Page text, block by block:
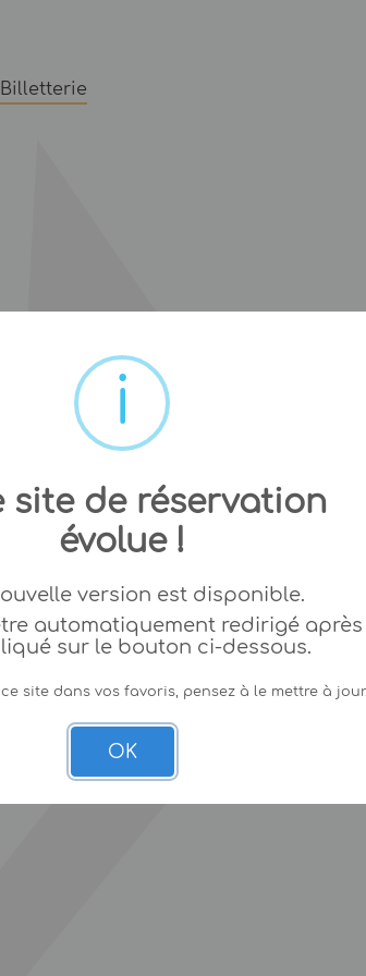
Billetterie
site de réservation
évolue !
version est disponible.
automatiquement redirigé après
sur le bouton ci-dessous.
ce site dans vos favoris, pensez à le mettre à
OK